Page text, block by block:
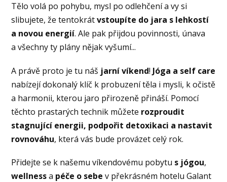
Tělo volá po pohybu, mysl po odlehčení a vy si
slibujete, že tentokrátvstoupíte do jara s lehkostí
a novou energií. Ale pak přijdou povinnosti, únava
a všechny ty plány nějak vyšumí...
A právě proto je tu náš jarní víkend! Jóga a self care
nabízejí dokonalý klíč k probuzení těla i mysli, k očistě
a harmonii, kterou jaro přirozeně přináší. Pomocí
těchto prastarých technik můžete rozproudit
stagnující energii, podpořit detoxikaci a nastavit
rovnováhu, která vás bude provázet celý rok.
Přidejte se k našemu víkendovému pobytu s jógou,
wellnessa péče o sebe v překrásném hotelu Galant